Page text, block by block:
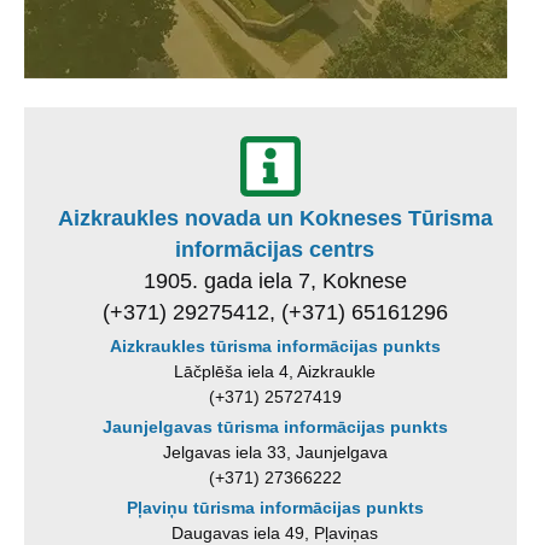
Aizkraukles novada un Kokneses Tūrisma
informācijas centrs
1905. gada iela 7, Koknese
(+371) 29275412, (+371) 65161296
Aizkraukles tūrisma informācijas punkts
Lāčplēša iela 4, Aizkraukle
(+371) 25727419
Jaunjelgavas tūrisma informācijas punkts
Jelgavas iela 33, Jaunjelgava
(+371) 27366222
Pļaviņu tūrisma informācijas punkts
Daugavas iela 49, Pļaviņas